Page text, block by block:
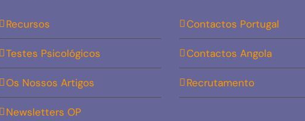
Recursos
Testes Psicológicos
Os Nossos Artigos
Newsletters OP
Contactos Portugal
Contactos Angola
Recrutamento